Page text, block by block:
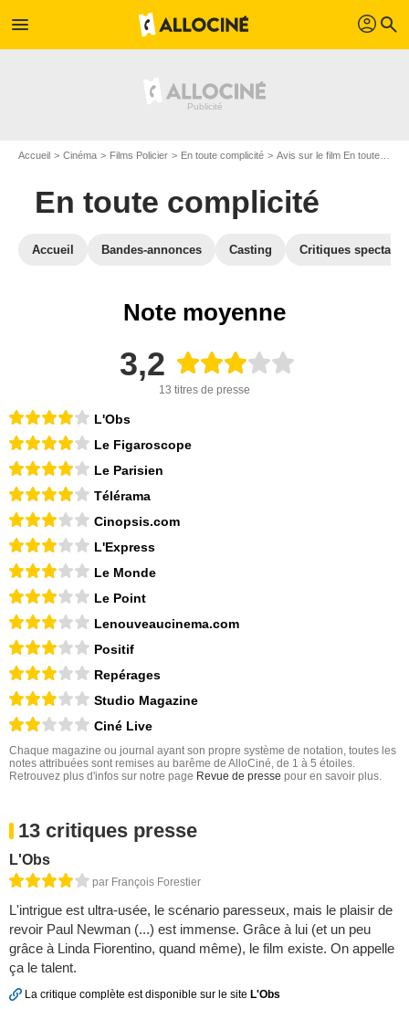
menu profil search
Accueil Cinéma Films Policier En toute complicité Avis sur le film En toute complicité
En toute complicité
Accueil Bandes-annonces Casting Critiques
Note moyenne
3,2
13 titres de presse
L'Obs
Le Figaroscope
Le Parisien
Télérama
Cinopsis.com
L'Express
Le Monde
Le Point
Lenouveaucinema.com
Positif
Repérages
Studio Magazine
Ciné Live
Chaque magazine ou journal ayant son propre système de notation, toutes les
notes attribuées sont remises au barême de AlloCiné, de 1 à 5 étoiles.
Retrouvez plus d'infos sur notre page Revue de presse pour en savoir plus.
13 critiques presse
L'Obs
par François Forestier
L'intrigue est ultra-usée, le scénario paresseux, mais le plaisir de
revoir Paul Newman (...) est immense. Grâce à lui (et un peu
grâce à Linda Fiorentino, quand même), le film existe. On appelle
ça le talent.
La critique complète est disponible sur le site L'Obs